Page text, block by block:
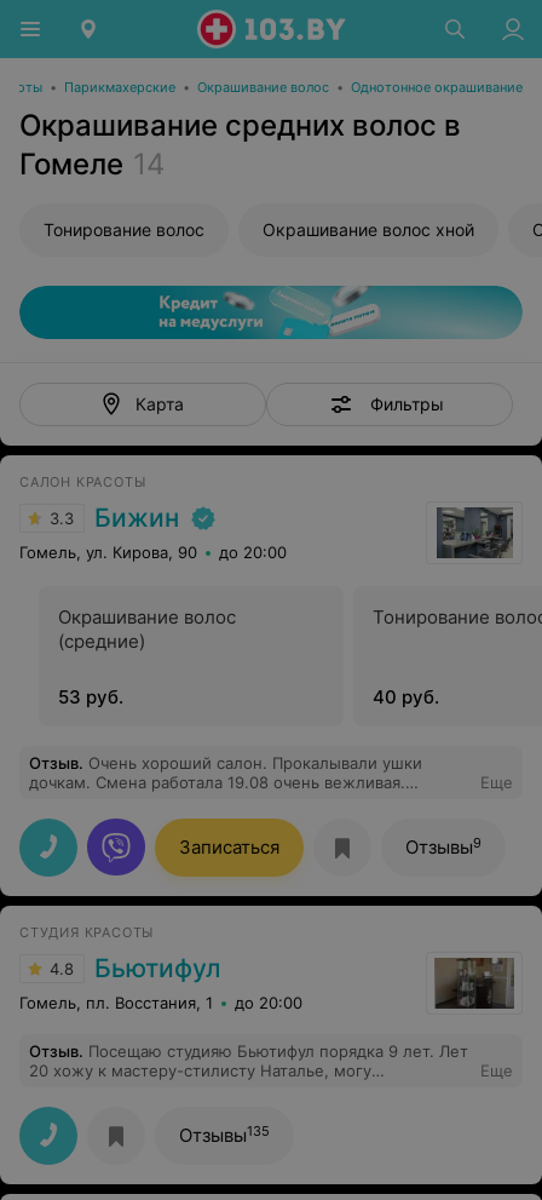
• Парикмахерские • Окрашивание волос • Однотонное окрашивание
Окрашивание средних волос в
Гомеле 14
Тонирование волос Окрашивание волос хной
Карта Фильтры
САЛОН КРАСОТЫ
3.3 Бижин
Гомель, ул. Кирова, 90 до 20:00
Окрашивание волос
(средние)
53 руб.
Тонирование
40 руб.
Отзыв. Очень хороший салон. Прокалывали ушки
дочкам. Смена работала 19.08 очень вежливая.
Еще
Записаться Отзывы9
СТУДИЯ КРАСОТЫ
4.8 Бьютифул
Гомель, пл. Восстания, 1 до 20:00
Отзыв. Посещаю студияю Бьютифул порядка 9 лет. Лет
20 хожу к мастеру-стилисту Наталье, могу
это не в целях рекламы, в таковой она не нуждается.
Стрижка, окрашивание волос, укладка всё
безукаризненно, причём очень хороший вкус, чувство
меры, двумя словами : золотые руки!!! Кто хочет стать
красивой, ухоженной дамой - все к Наталье, но есть
Еще
Отзывы135